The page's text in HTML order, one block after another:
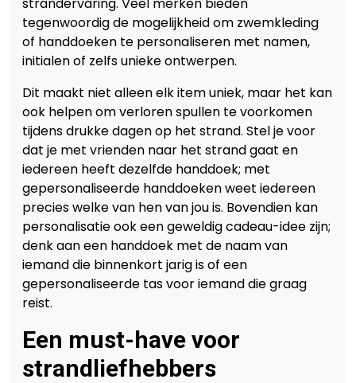
tegenwoordig de mogelijkheid om zwemkleding
of handdoeken te personaliseren met namen,
initialen of zelfs unieke ontwerpen.
Dit maakt niet alleen elk item uniek, maar het kan
ook helpen om verloren spullen te voorkomen
tijdens drukke dagen op het strand. Stel je voor
dat je met vrienden naar het strand gaat en
iedereen heeft dezelfde handdoek; met
gepersonaliseerde handdoeken weet iedereen
precies welke van hen van jou is. Bovendien kan
personalisatie ook een geweldig cadeau-idee zijn;
denk aan een handdoek met de naam van
iemand die binnenkort jarig is of een
gepersonaliseerde tas voor iemand die graag
reist.
Een must-have voor
strandliefhebbers